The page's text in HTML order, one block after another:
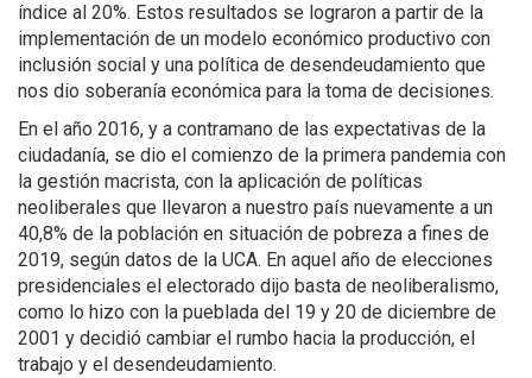
índice al 20%. Estos resultados se lograron a partir de la
implementación de un modelo económico productivo con
inclusión social y una política de desendeudamiento que
nos dio soberanía económica para la toma de decisiones.
En el año 2016, y a contramano de las expectativas de la
ciudadanía, se dio el comienzo de la primera pandemia con
la gestión macrista, con la aplicación de políticas
neoliberales que llevaron a nuestro país nuevamente a un
40,8% de la población en situación de pobreza a fines de
2019, según datos de la UCA. En aquel año de elecciones
presidenciales el electorado dijo basta de neoliberalismo,
como lo hizo con la pueblada del 19 y 20 de diciembre de
2001 y decidió cambiar el rumbo hacia la producción, el
trabajo y el desendeudamiento.